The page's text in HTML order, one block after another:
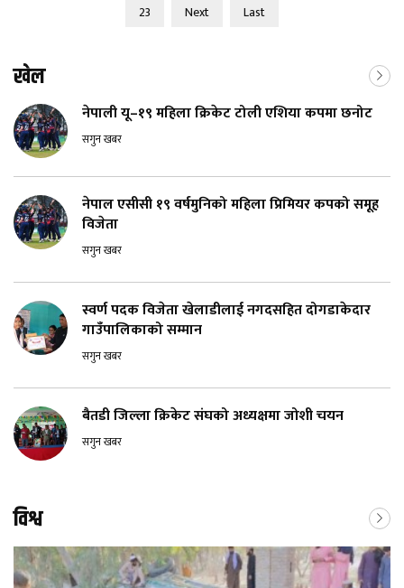
23
Next Last
खेल
नेपाली यू–१९ महिला क्रिकेट टोली एशिया कपमा छनोट
सगुन खबर
नेपाल एसीसी १९ वर्षमुनिको महिला प्रिमियर कपको समूह
विजेता
सगुन खबर
स्वर्ण पदक विजेता खेलाडीलाई नगदसहित दोगडाकेदार
गाउँपालिकाको सम्मान
सगुन खबर
बैतडी जिल्ला क्रिकेट संघको अध्यक्षमा जोशी चयन
सगुन खबर
विश्व